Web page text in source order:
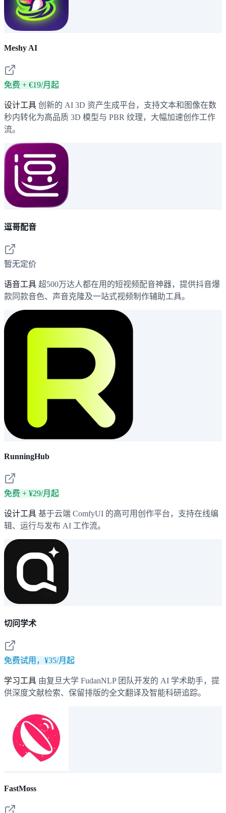
Meshy AI
免费 + €19/月起
设计工具 创新的 AI 3D 资产生成平台，支持文本和图像在数
秒内转化为高品质 3D 模型与 PBR 纹理，大幅加速创作工作
流。
逗哥配音
暂无定价
语音工具 超500万达人都在用的短视频配音神器，提供抖音爆
款同款音色、声音克隆及一站式视频制作辅助工具。
RunningHub
免费 + ¥29/月起
设计工具 基于云端 ComfyUI 的高可用创作平台，支持在线编
辑、运行与发布 AI 工作流。
切问学术
免费试用，¥35/月起
学习工具 由复旦大学 FudanNLP 团队开发的 AI 学术助手，提
供深度文献检索、保留排版的全文翻译及智能科研追踪。
FastMoss